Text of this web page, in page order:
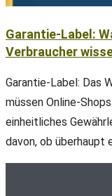
Garantie-Label:
Verbraucher
Garantie-Label: Das
müssen Online-
einheitliches
davon, ob überhaupt